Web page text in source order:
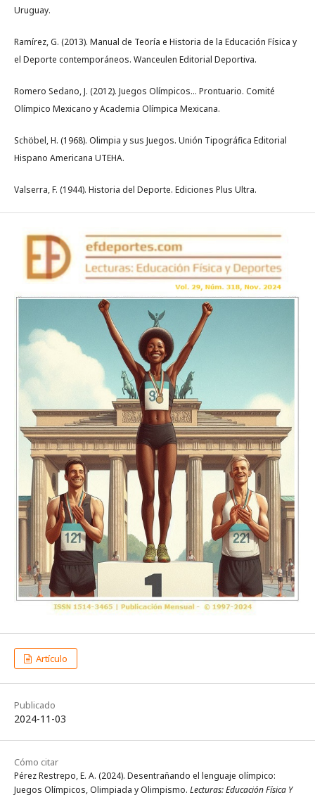
Uruguay.
Ramírez, G. (2013). Manual de Teoría e Historia de la Educación Física y
el Deporte contemporáneos. Wanceulen Editorial Deportiva.
Romero Sedano, J. (2012). Juegos Olímpicos… Prontuario. Comité
Olímpico Mexicano y Academia Olímpica Mexicana.
Schöbel, H. (1968). Olimpia y sus Juegos. Unión Tipográfica Editorial
Hispano Americana UTEHA.
Valserra, F. (1944). Historia del Deporte. Ediciones Plus Ultra.
Artículo
Publicado
2024-11-03
Cómo citar
Pérez Restrepo, E. A. (2024). Desentrañando el lenguaje olímpico:
Juegos Olímpicos, Olimpiada y Olimpismo. Lecturas: Educación Física Y